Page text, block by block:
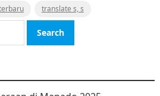
translate s, s